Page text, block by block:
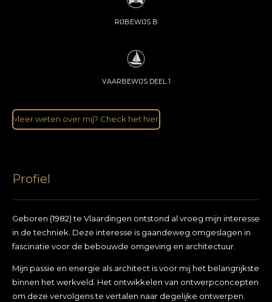
RIJBEWIJS B
VAARBEWIJS DEEL 1
Meer weten over mij? Check het hier!
Profiel
Geboren (1982) te Vlaardingen ontstond al vroeg mijn interesse
in de techniek. Deze interesse is gaandeweg omgeslagen in
fascinatie voor de bebouwde omgeving en architectuur.
Mijn passie en energie als architect is voor mij het belangrijkste
binnen het werkveld. Het ontwikkelen van ontwerpconcepten
om deze vervolgens te vertalen naar degelijke ontwerpen.